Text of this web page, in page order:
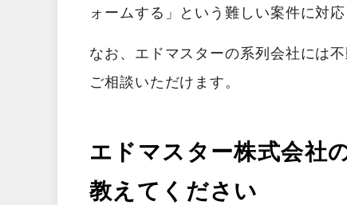
ォームする」という難しい案件に対
なお、エドマスターの系列会社には
ご相談いただけます。
エドマスター株式会社
教えてください